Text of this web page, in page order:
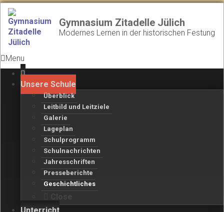
Gymnasium Zitadelle Jülich
Modernes Lernen in der historischen Festung
Menu
Unsere Schule
Überblick
Leitbild und Leitziele
Galerie
Lageplan
Schulprogramm
Schulnachrichten
Jahresschriften
Presseberichte
Geschichtliches